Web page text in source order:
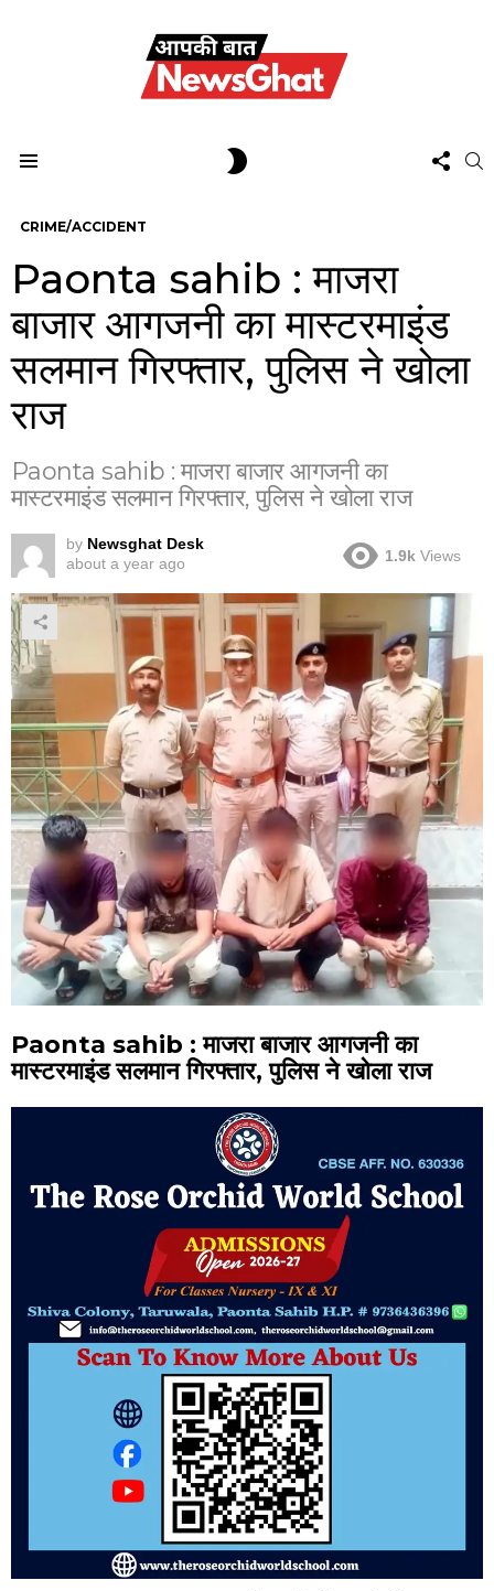
US
CRIME/ACCIDENT
Paonta sahib : माजरा
बाजार आगजनी का मास्टरमाइंड
सलमान गिरफ्तार, पुलिस ने खोला
राज
Paonta sahib : माजरा बाजार आगजनी का
मास्टरमाइंड सलमान गिरफ्तार, पुलिस ने खोला राज
by Newsghat Desk
about a year ago
1.9k Views
Paonta sahib : माजरा बाजार आगजनी का
मास्टरमाइंड सलमान गिरफ्तार, पुलिस ने खोला राज